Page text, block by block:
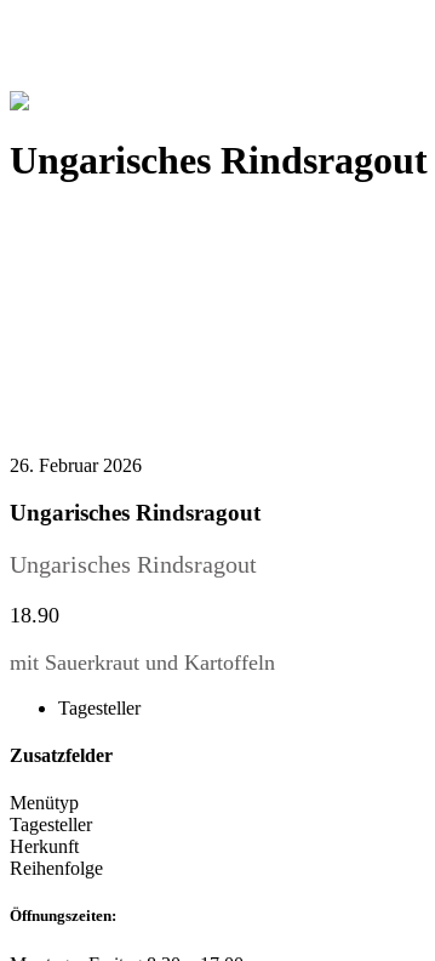
Ungarisches Rindsragout
26. Februar 2026
Ungarisches Rindsragout
Ungarisches Rindsragout
18.90
mit Sauerkraut und Kartoffeln
Tagesteller
Zusatzfelder
Menütyp
Tagesteller
Herkunft
Reihenfolge
Öffnungszeiten: